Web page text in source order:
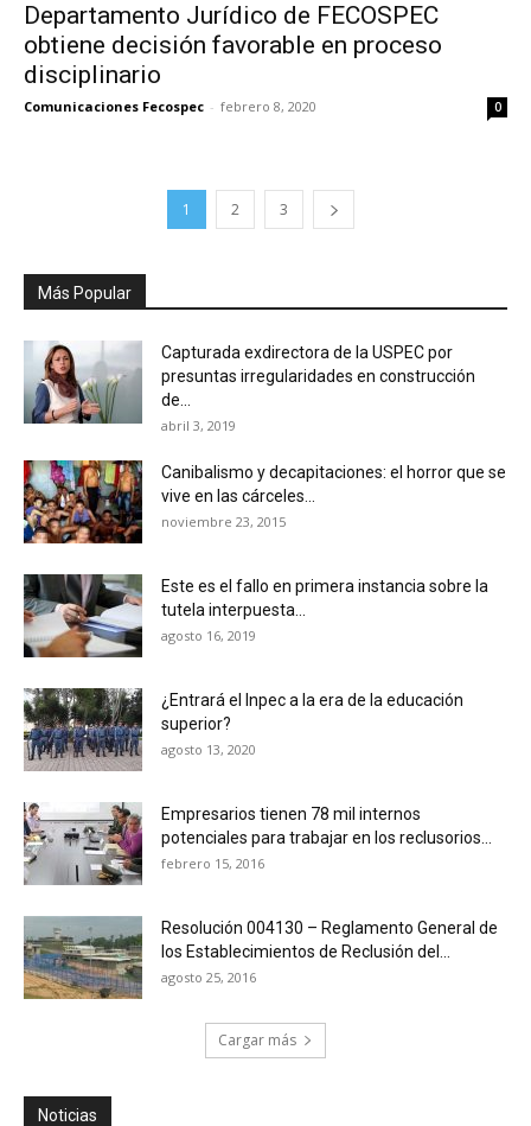
Departamento Jurídico de FECOSPEC
obtiene decisión favorable en proceso
disciplinario
Comunicaciones Fecospec - febrero 8, 2020 0
1 2 3
Más Popular
Capturada exdirectora de la USPEC por
presuntas irregularidades en construcción
de...
abril 3, 2019
Canibalismo y decapitaciones: el horror que se
vive en las cárceles...
noviembre 23, 2015
Este es el fallo en primera instancia sobre la
tutela interpuesta...
agosto 16, 2019
¿Entrará el Inpec a la era de la educación
superior?
agosto 13, 2020
Empresarios tienen 78 mil internos
potenciales para trabajar en los reclusorios...
febrero 15, 2016
Resolución 004130 – Reglamento General de
los Establecimientos de Reclusión del...
agosto 25, 2016
Cargar más
Noticias